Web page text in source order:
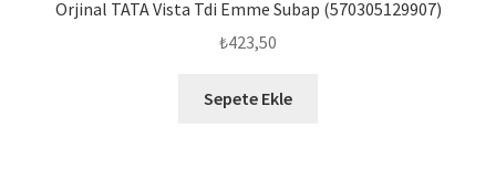
Orjinal TATA Vista Tdi Emme Subap (570305129907)
₺423,50
Sepete Ekle